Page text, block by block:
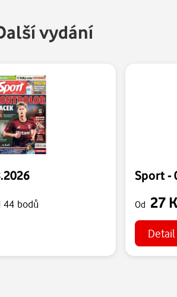
vydání
44 bodů
Sport -
Od 27
Detail